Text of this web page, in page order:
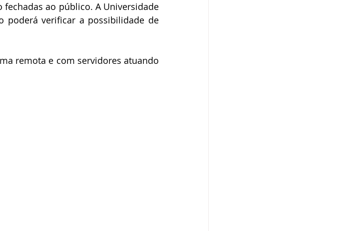
ao público. A Universidade
poderá verificar a possibilidade de
remota e com servidores atuando